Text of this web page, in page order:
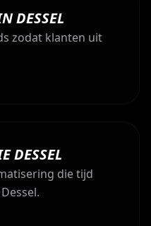
DESSEL
zodat klanten uit
DESSEL
die tijd